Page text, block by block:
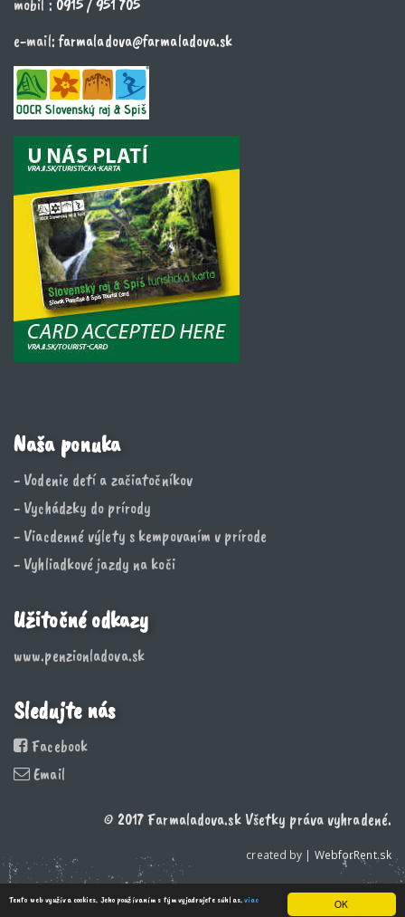
OK
Tento web využíva cookies. Jeho používaním s tým vyjadrujete súhlas.viac
mobil : 0915 / 951 705
e-mail:farmaladova@farmaladova.sk
Naša ponuka
- Vodenie detí a začiatočníkov
- Vychádzky do prírody
- Viacdenné výlety s kempovaním v prírode
- Vyhliadkové jazdy na koči
Užitočné odkazy
www.penzionladova.sk
Sledujte nás
Facebook
Email
© 2017 Farmaladova.sk Všetky práva vyhradené.
created by | WebforRent.sk